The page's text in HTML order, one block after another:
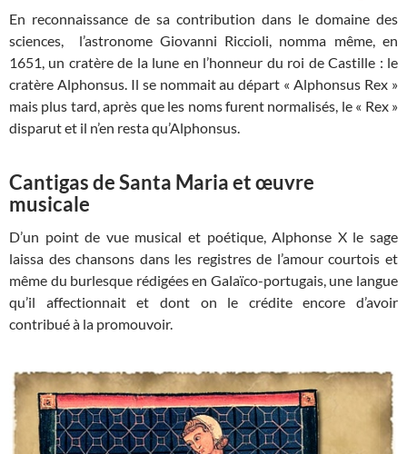
En reconnaissance de sa contribution dans le domaine des
sciences, l’astronome Giovanni Riccioli, nomma même, en
1651, un cratère de la lune en l’honneur du roi de Castille : le
cratère Alphonsus. Il se nommait au départ « Alphonsus Rex »
mais plus tard, après que les noms furent normalisés, le « Rex »
disparut et il n’en resta qu’Alphonsus.
Cantigas de Santa Maria et œuvre
musicale
D’un point de vue musical et poétique, Alphonse X le sage
laissa des chansons dans les registres de l’amour courtois et
même du burlesque rédigées en Galaïco-portugais, une langue
qu’il affectionnait et dont on le crédite encore d’avoir
contribué à la promouvoir.